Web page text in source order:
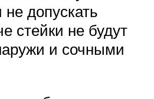
допускать
стейки не будут
и сочными